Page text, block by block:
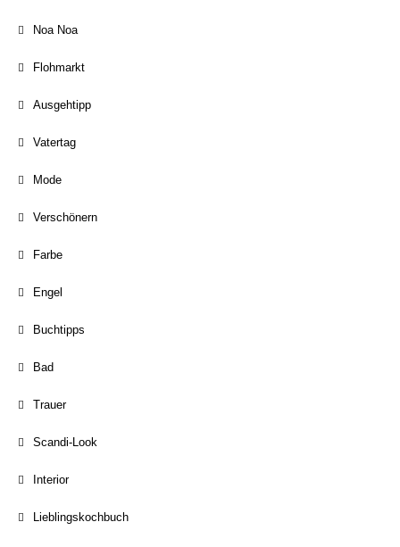
Noa Noa
Flohmarkt
Ausgehtipp
Vatertag
Mode
Verschönern
Farbe
Engel
Buchtipps
Bad
Trauer
Scandi-Look
Interior
Lieblingskochbuch